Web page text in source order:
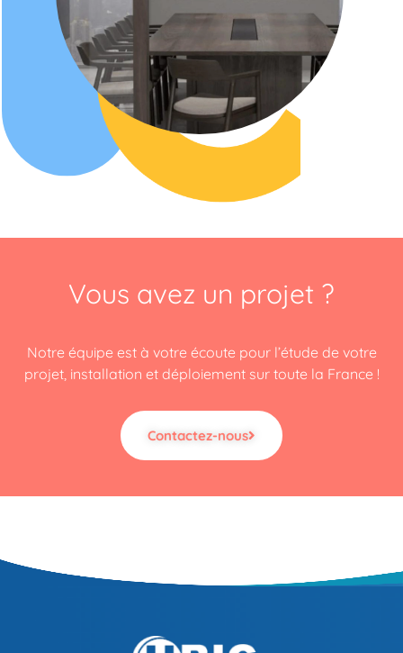
Vous avez un projet ?
Notre équipe est à votre écoute pour l’étude de votre
projet, installation et déploiement sur toute la France !
Contactez-nous